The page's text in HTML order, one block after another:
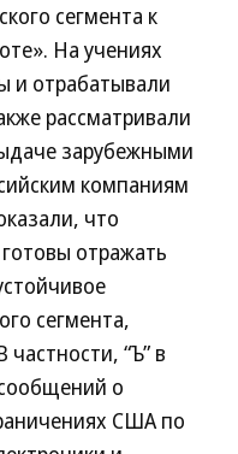
сегмента к
На учениях
и отрабатывали
рассматривали
зарубежными
компаниям
что
отражать
сегмента,
частности, “Ъ” в
о
США по